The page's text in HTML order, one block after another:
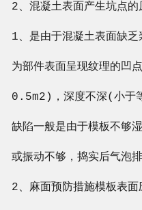
2、混凝土表面产生坑点的
1、是由于混凝土表面缺
为部件表面呈现纹理的凹
0.5m2)，深度不深(小于
缺陷一般是由于模板不够
或振动不够，捣实后气泡
2、麻面预防措施模板表